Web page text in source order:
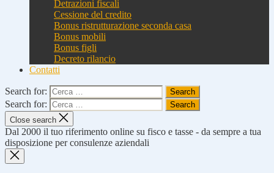
Detrazioni fiscali
Cessione del credito
Bonus ristrutturazione seconda casa
Bonus mobili
Bonus figli
Decreto rilancio
Contatti
Search for:
Search for:
Close search
Dal 2000 il tuo riferimento online su fisco e tasse - da sempre a tua
disposizione per consulenze aziendali